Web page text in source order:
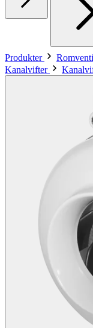
Produkter
Kanalvifter